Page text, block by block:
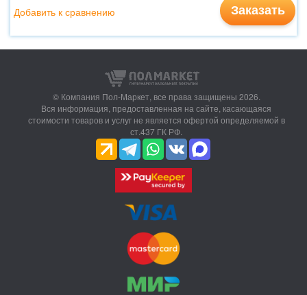
Заказать
Добавить к сравнению
© Компания Пол-Маркет, все права защищены 2026.
Вся информация, предоставленная на сайте, касающаяся
стоимости товаров и услуг не является офертой определяемой в
ст.437 ГК РФ.